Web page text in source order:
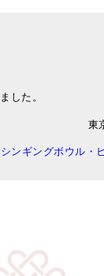
した。
東
ンギングボウル・